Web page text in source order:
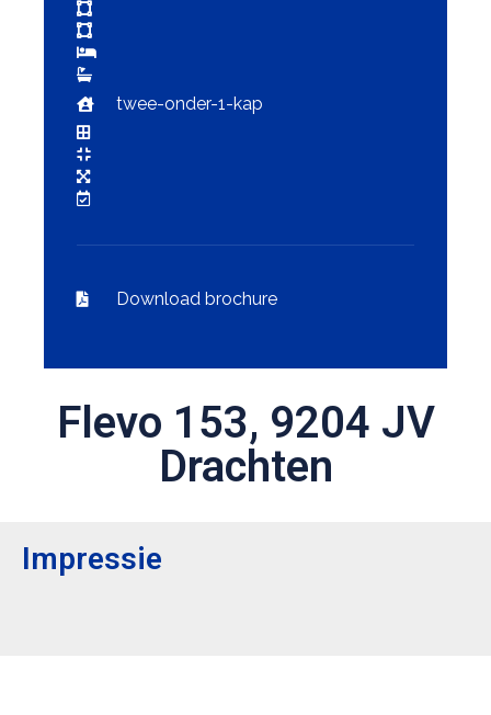
Flevo 153, 9204 JV
Drachten
twee-onder-1-kap
Download brochure
Impressie